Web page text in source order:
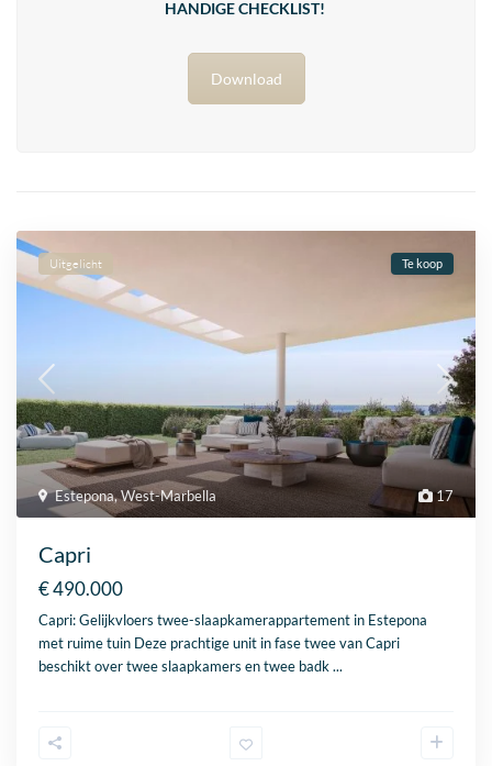
HANDIGE CHECKLIST!
Download
17
Estepona,West-Marbella
Uitgelicht Te koop
Capri
€ 490.000
Capri: Gelijkvloers twee-slaapkamerappartement in Estepona
met ruime tuin Deze prachtige unit in fase twee van Capri
beschikt over twee slaapkamers en twee badk...